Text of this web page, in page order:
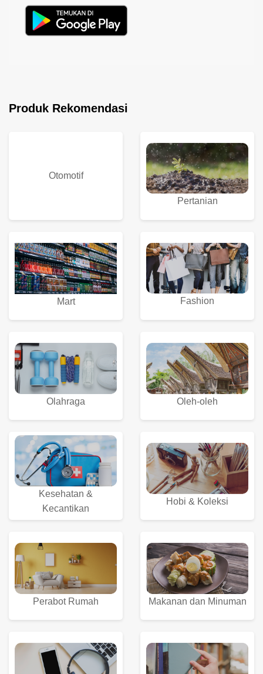
Produk Rekomendasi
Otomotif
Pertanian
Mart Fashion
Olahraga Oleh-oleh
Kesehatan &
Kecantikan
Hobi & Koleksi
Perabot Rumah Makanan dan Minuman